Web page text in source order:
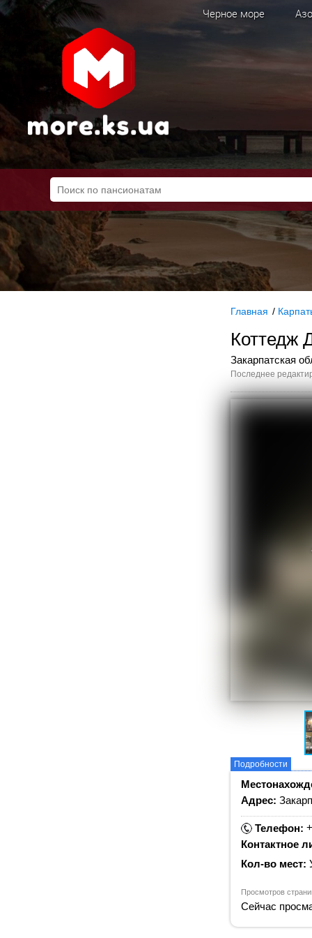
Черное море
Главная /
Коттедж
Закарпатская
Последнее
Подробности
Адрес:
Телефон:
Контактное
Кол-во мест:
Просмотров
Сейчас